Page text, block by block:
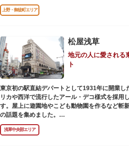
中にフランス政府に接収され、戦後に専用の美
日本へ寄贈返還されました。
もの。「ル・コルビュジエの建築作品－近代建
構成資産の一つとして東京初の世界文化遺産に
ロダンの彫刻が展示されており、散策しながら
のひとつ。 ボランティア・スタッフと一緒に鑑
説を聞きながら本館や前庭を一緒に歩く「建築
でも気軽に楽しめるプログラムも用意されてい
上野・御徒町エリア
松屋浅草
地元の人に愛される
ト
東京初の駅直結デパートとして1931年に開業し
リカや西洋で流行したアール・デコ様式を採用
す。屋上に遊園地やこども動物園を作るなど斬
の話題を集めました。
現在は、B1階から地上3階までが松屋浅草の売
で建設当時のシンボル・大時計も復活し、昭和
人々に親しまれています。地上1階は 浅草らし
浅草中央部エリア